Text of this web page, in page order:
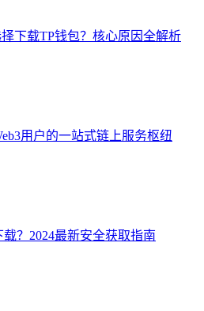
下载TP钱包？核心原因全解析
用户的一站式链上服务枢纽
？2024最新安全获取指南